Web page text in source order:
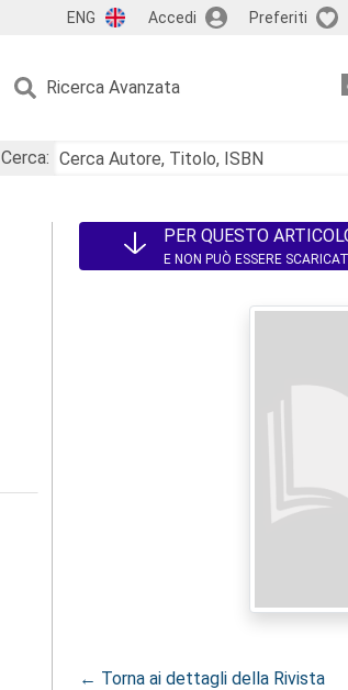
ENG Accedi Preferiti
Ricerca Avanzata
Cerca:
PER QUESTO
E NON PUÒ ESSERE
← Torna ai dettagli della Rivista